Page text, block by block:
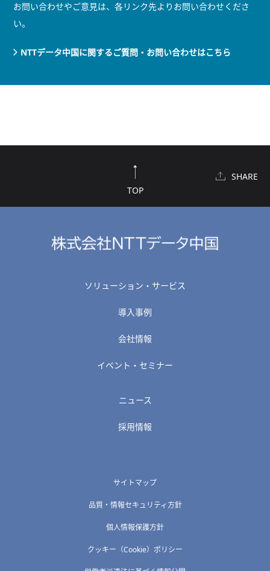
お問い合わせやご意見は、各リンク先よりお問い合わせくださ
い。
NTTデータ中国に関するご質問・お問い合わせはこちら
TOP
SHARE
ソリューション・サービス
導入事例
会社情報
イベント・セミナー
ニュース
採用情報
サイトマップ
品質・情報セキュリティ方針
個人情報保護方針
クッキー（Cookie）ポリシー